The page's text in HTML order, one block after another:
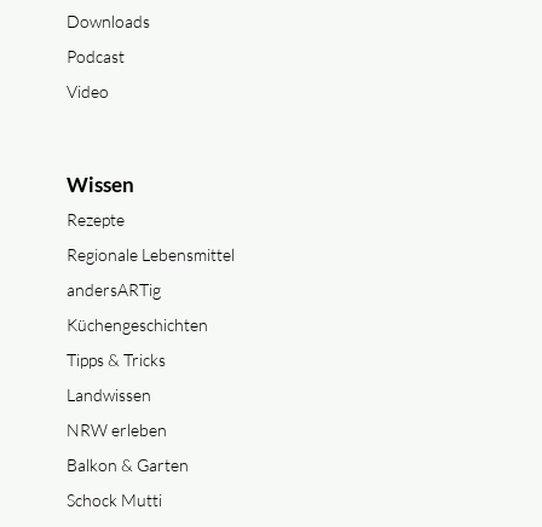
Downloads
Podcast
Video
Wissen
Rezepte
Regionale Lebensmittel
andersARTig
Küchengeschichten
Tipps & Tricks
Landwissen
NRW erleben
Balkon & Garten
Schock Mutti